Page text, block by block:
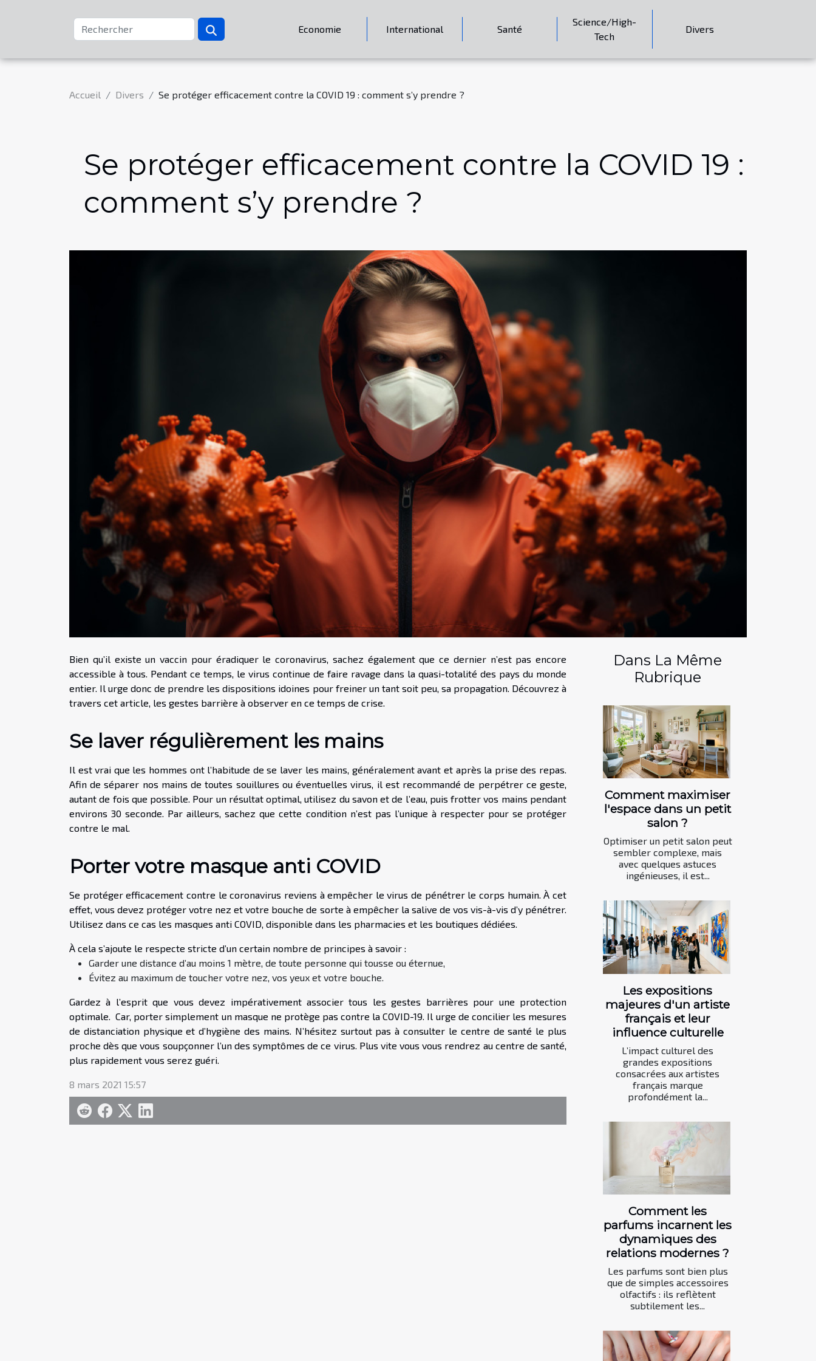
Economie International Santé
Science/High-
Tech
Divers
Accueil Divers Se protéger efficacement contre la COVID 19 : comment s’y prendre ?
Se protéger efficacement contre la COVID 19 :
comment s’y prendre ?
Bien qu’il existe un vaccin pour éradiquer le coronavirus, sachez également que ce dernier n’est pas encore
accessible à tous. Pendant ce temps, le virus continue de faire ravage dans la quasi-totalité des pays du monde
entier. Il urge donc de prendre les dispositions idoines pour freiner un tant soit peu, sa propagation. Découvrez à
travers cet article, les gestes barrière à observer en ce temps de crise.
Se laver régulièrement les mains
Il est vrai que les hommes ont l’habitude de se laver les mains, généralement avant et après la prise des repas.
Afin de séparer nos mains de toutes souillures ou éventuelles virus, il est recommandé de perpétrer ce geste,
autant de fois que possible. Pour un résultat optimal, utilisez du savon et de l’eau, puis frotter vos mains pendant
environs 30 seconde. Par ailleurs, sachez que cette condition n’est pas l’unique à respecter pour se protéger
contre le mal.
Porter votre masque anti COVID
Se protéger efficacement contre le coronavirus reviens à empêcher le virus de pénétrer le corps humain. À cet
effet, vous devez protéger votre nez et votre bouche de sorte à empêcher la salive de vos vis-à-vis d’y pénétrer.
Utilisez dans ce cas les masques anti COVID, disponible dans les pharmacies et les boutiques dédiées.
À cela s’ajoute le respecte stricte d’un certain nombre de principes à savoir :
Garder une distance d’au moins 1 mètre, de toute personne qui tousse ou éternue,
Évitez au maximum de toucher votre nez, vos yeux et votre bouche.
Gardez à l’esprit que vous devez impérativement associer tous les gestes barrières pour une protection
optimale. Car, porter simplement un masque ne protège pas contre la COVID-19. Il urge de concilier les mesures
de distanciation physique et d’hygiène des mains. N’hésitez surtout pas à consulter le centre de santé le plus
proche dès que vous soupçonner l’un des symptômes de ce virus. Plus vite vous vous rendrez au centre de santé,
plus rapidement vous serez guéri.
8 mars 2021 15:57
Dans La Même
Rubrique
Comment maximiser
l'espace dans un petit
salon ?
Optimiser un petit salon peut
sembler complexe, mais
avec quelques astuces
ingénieuses, il est...
Les expositions
majeures d'un artiste
français et leur
influence culturelle
L’impact culturel des
grandes expositions
consacrées aux artistes
français marque
profondément la...
Comment les
parfums incarnent les
dynamiques des
relations modernes ?
Les parfums sont bien plus
que de simples accessoires
olfactifs : ils reflètent
subtilement les...